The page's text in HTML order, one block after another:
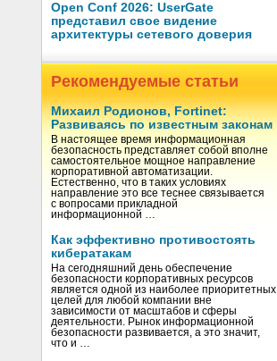
Open Conf 2026: UserGate
представил свое видение
архитектуры сетевого доверия
Рекомендуемые статьи
Михаил Родионов, Fortinet:
Развиваясь по известным законам
В настоящее время информационная
безопасность представляет собой вполне
самостоятельное мощное направление
корпоративной автоматизации.
Естественно, что в таких условиях
направление это все теснее связывается
с вопросами прикладной
информационной …
Как эффективно противостоять
кибератакам
На сегодняшний день обеспечение
безопасности корпоративных ресурсов
является одной из наиболее приоритетных
целей для любой компании вне
зависимости от масштабов и сферы
деятельности. Рынок информационной
безопасности развивается, а это значит,
что и …